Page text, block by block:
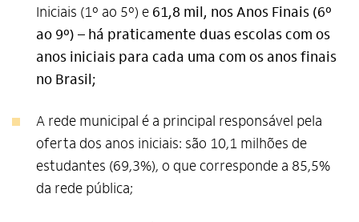
Iniciais (1º ao 5º) e 61,8 mil, nos Anos Finais (6º
ao 9º) – há praticamente duas escolas com os
anos iniciais para cada uma com os anos finais
no Brasil;
A rede municipal é a principal responsável pela
oferta dos anos iniciais: são 10,1 milhões de
estudantes (69,3%), o que corresponde a 85,5%
da rede pública;